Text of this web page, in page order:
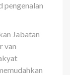
pengenalan
Jabatan
van